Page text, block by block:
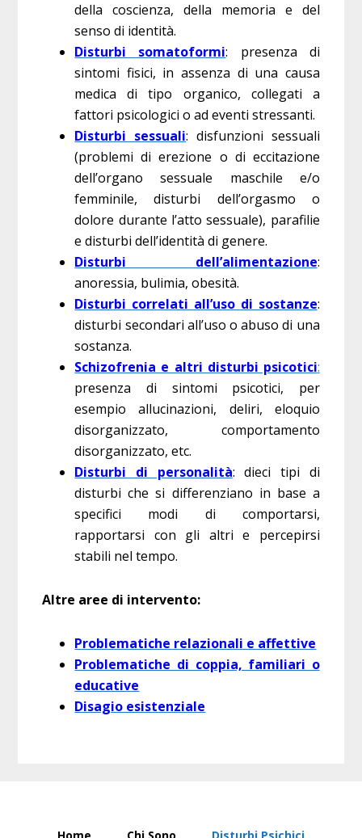
della coscienza, della memoria e del
senso di identità.
Disturbi somatoformi: presenza di
sintomi fisici, in assenza di una causa
medica di tipo organico, collegati a
fattori psicologici o ad eventi stressanti.
Disturbi sessuali: disfunzioni sessuali
(problemi di erezione o di eccitazione
dell’organo sessuale maschile e/o
femminile, disturbi dell’orgasmo o
dolore durante l’atto sessuale), parafilie
e disturbi dell’identità di genere.
Disturbi dell’alimentazione:
anoressia, bulimia, obesità.
Disturbi correlati all’uso di sostanze:
disturbi secondari all’uso o abuso di una
sostanza.
Schizofrenia e altri disturbi psicotici:
presenza di sintomi psicotici, per
esempio allucinazioni, deliri, eloquio
disorganizzato, comportamento
disorganizzato, etc.
Disturbi di personalità: dieci tipi di
disturbi che si differenziano in base a
specifici modi di comportarsi,
rapportarsi con gli altri e percepirsi
stabili nel tempo.
​Altre aree di intervento:
​Problematiche relazionali e affettive
Problematiche di coppia, familiari o
educative
Disagio esistenziale
Home Chi Sono Disturbi Psichici